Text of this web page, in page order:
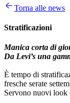
Torna alle news
Stratificazioni
Manica corta di
Da Levi’s una
È tempo di
fresche serate
Servono nuovi look